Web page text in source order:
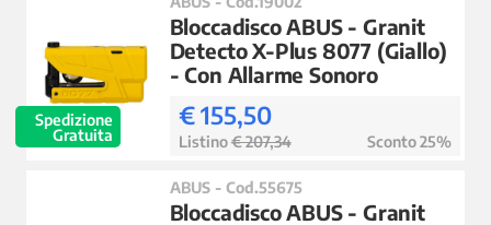
Spedizione
Gratuita
Bloccadisco ABUS - Granit
Detecto X-Plus 8077 (Giallo)
- Con Allarme Sonoro
€ 155,50
Listino€ 207,34 Sconto 25%
ABUS - Cod.55675
Bloccadisco ABUS - Granit